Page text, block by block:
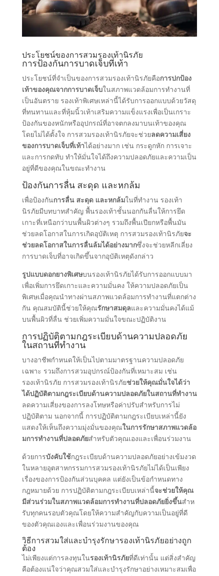
ประโยชน์ของการสวมรองเท้านิรภัย
การป้องกันการบาดเจ็บที่เท้า
ประโยชน์ที่จําเป็นของการสวมรองเท้านิรภัยคือการปกป้อง
เท้าของคุณจากการบาดเจ็บในสภาพแวดล้อมการทํางานที่
เป็นอันตราย รองเท้าพิเศษเหล่านี้ได้รับการออกแบบด้วยวัสดุ
ที่ทนทานและที่หุ้มนิ้วเท้าเสริมความแข็งแรงเพื่อเป็นเกราะ
ป้องกันของหนักหรืออุปกรณ์ที่อาจตกลงมาบนเท้าของคุณ
โดยไม่ได้ตั้งใจ การสวมรองเท้านิรภัยจะช่วยลดความเสี่ยง
ของการบาดเจ็บที่เท้าได้อย่างมาก เช่น กระดูกหัก การเจาะ
และการกดทับ ทําให้มั่นใจได้ถึงความปลอดภัยและความเป็น
อยู่ที่ดีของคุณในขณะทํางาน
ป้องกันการลื่น สะดุด และหกล้ม
เพื่อป้องกันการลื่น สะดุด และหกล้มในที่ทํางาน รองเท้า
นิรภัยมีบทบาทสําคัญ พื้นรองเท้าชั้นนอกกันลื่นให้การยึด
เกาะที่เหนือกว่าบนพื้นผิวต่างๆ รวมถึงพื้นเปียกหรือพื้นมัน
ช่วยลดโอกาสในการเกิดอุบัติเหตุ การสวมรองเท้านิรภัยจะ
ช่วยลดโอกาสในการลื่นล้มได้อย่างมากซึ่งจะช่วยหลีกเลี่ยง
การบาดเจ็บที่อาจเกิดขึ้นจากอุบัติเหตุดังกล่าว
รูปแบบดอกยางพิเศษบนรองเท้านิรภัยได้รับการออกแบบมา
เพื่อเพิ่มการยึดเกาะและความมั่นคง ให้ความปลอดภัยเป็น
พิเศษเมื่อคุณนําทางผ่านสภาพแวดล้อมการทํางานที่แตกต่าง
กัน คุณสมบัตินี้ช่วยให้คุณรักษาสมดุลและความมั่นคงได้แม้
บนพื้นผิวที่ลื่น ช่วยเพิ่มความมั่นใจขณะปฏิบัติงาน
การปฏิบัติตามกฎระเบียบด้านความปลอดภัย
ในสถานที่ทํางาน
บางอาชีพกําหนดให้เป็นไปตามมาตรฐานความปลอดภัย
เฉพาะ รวมถึงการสวมอุปกรณ์ป้องกันที่เหมาะสม เช่น
รองเท้านิรภัย การสวมรองเท้านิรภัยช่วยให้คุณมั่นใจได้ว่า
ได้ปฏิบัติตามกฎระเบียบด้านความปลอดภัยในสถานที่ทํางาน
ลดความเสี่ยงของการลงโทษหรือค่าปรับสําหรับการไม่
ปฏิบัติตาม นอกจากนี้ การปฏิบัติตามกฎระเบียบเหล่านี้ยัง
แสดงให้เห็นถึงความมุ่งมั่นของคุณในการรักษาสภาพแวดล้อ
มการทํางานที่ปลอดภัยสําหรับตัวคุณเองและเพื่อนร่วมงาน
ด้วยการบังคับใช้กฎระเบียบด้านความปลอดภัยอย่างเข้มงวด
ในหลายอุตสาหกรรมการสวมรองเท้านิรภัยไม่ได้เป็นเพียง
เรื่องของการป้องกันส่วนบุคคล แต่ยังเป็นข้อกําหนดทาง
กฎหมายด้วย การปฏิบัติตามกฎระเบียบเหล่านี้จะช่วยให้คุณ
มีส่วนร่วมในสภาพแวดล้อมการทํางานที่ปลอดภัยยิ่งขึ้นสําห
รับทุกคนรอบตัวคุณโดยให้ความสําคัญกับความเป็นอยู่ที่ดี
ของตัวคุณเองและเพื่อนร่วมงานของคุณ
วิธีการสวมใส่และบํารุงรักษารองเท้านิรภัยอย่างถูก
ต้อง
ไม่เพียงแต่การลงทุนในรองเท้านิรภัยที่ดีเท่านั้น แต่สิ่งสําคัญ
คือต้องแน่ใจว่าคุณสวมใส่และบํารุงรักษาอย่างเหมาะสมเพื่อ